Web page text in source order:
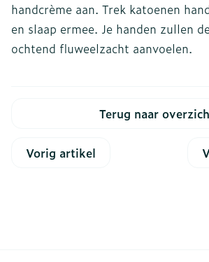
handcrème aan. Trek katoenen
en slaap ermee. Je handen zullen
ochtend fluweelzacht aanvoelen.
Terug naar
Vorig artikel